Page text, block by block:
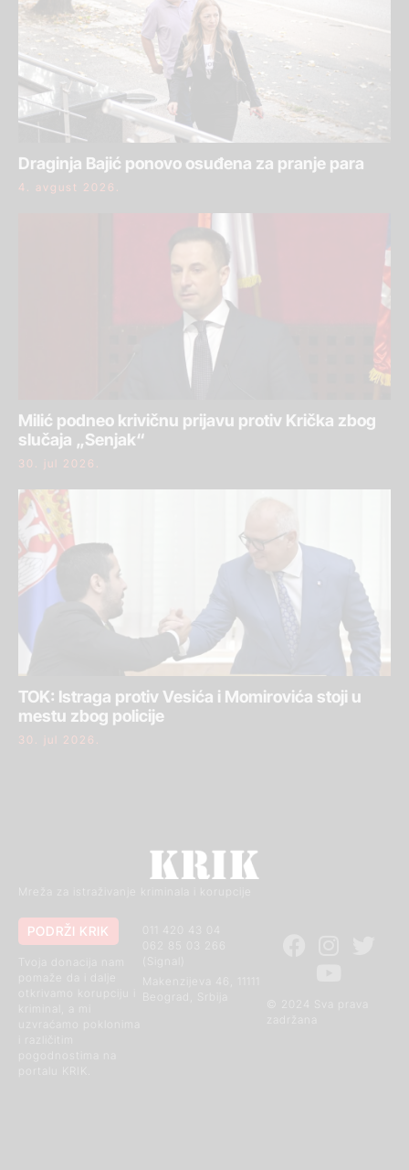
Draginja Bajić ponovo osuđena za pranje para
4. avgust 2026.
Milić podneo krivičnu prijavu protiv Krička zbog
slučaja „Senjak“
30. jul 2026.
TOK: Istraga protiv Vesića i Momirovića stoji u
mestu zbog policije
30. jul 2026.
Mreža za istraživanje kriminala i korupcije
© 2024 Sva prava
011 420 43 04
Makenzijeva 46, 11111
PODRŽI KRIK
otkrivamo korupciju i
kriminal, a mi
uzvraćamo poklonima
i različitim
pogodnostima na
portalu KRIK.